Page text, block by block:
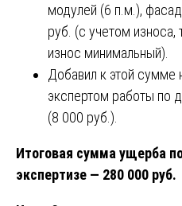
модулей (6 п.м.),
руб. (с учетом износа,
износ минимальный).
Добавил к этой сумме
экспертом работы по
(8 000 руб.).
Итоговая сумма ущерба
экспертизе — 280 000 руб.